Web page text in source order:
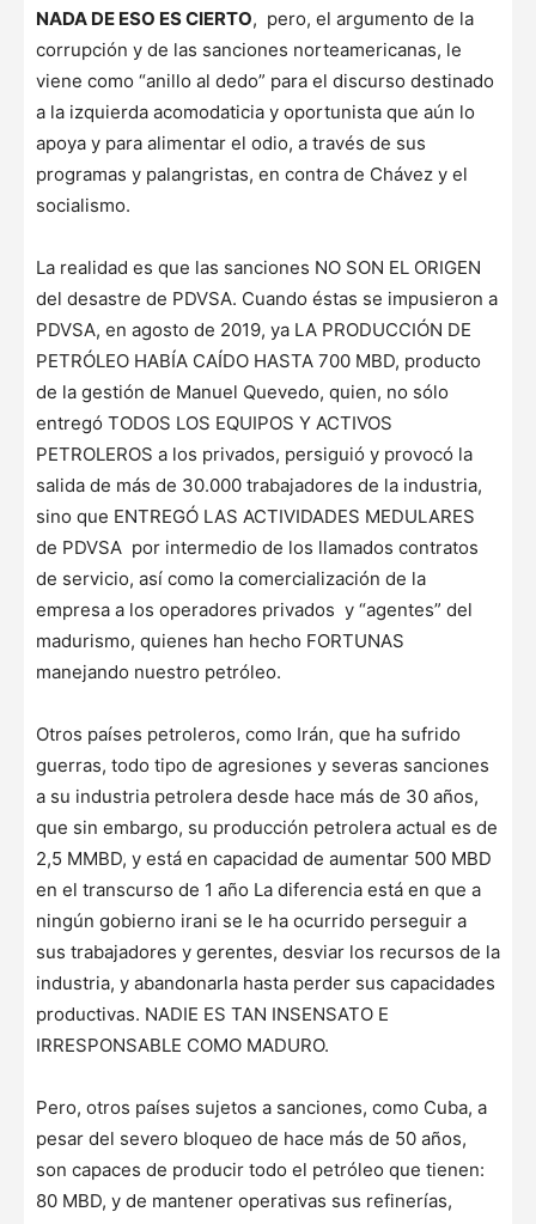
NADA DE ESO ES CIERTO, pero, el argumento de la
corrupción y de las sanciones norteamericanas, le
viene como “anillo al dedo” para el discurso destinado
a la izquierda acomodaticia y oportunista que aún lo
apoya y para alimentar el odio, a través de sus
programas y palangristas, en contra de Chávez y el
socialismo.
La realidad es que las sanciones NO SON EL ORIGEN
del desastre de PDVSA. Cuando éstas se impusieron a
PDVSA, en agosto de 2019, ya LA PRODUCCIÓN DE
PETRÓLEO HABÍA CAÍDO HASTA 700 MBD, producto
de la gestión de Manuel Quevedo, quien, no sólo
entregó TODOS LOS EQUIPOS Y ACTIVOS
PETROLEROS a los privados, persiguió y provocó la
salida de más de 30.000 trabajadores de la industria,
sino que ENTREGÓ LAS ACTIVIDADES MEDULARES
de PDVSA por intermedio de los llamados contratos
de servicio, así como la comercialización de la
empresa a los operadores privados y “agentes” del
madurismo, quienes han hecho FORTUNAS
manejando nuestro petróleo.
Otros países petroleros, como Irán, que ha sufrido
guerras, todo tipo de agresiones y severas sanciones
a su industria petrolera desde hace más de 30 años,
que sin embargo, su producción petrolera actual es de
2,5 MMBD, y está en capacidad de aumentar 500 MBD
en el transcurso de 1 año La diferencia está en que a
ningún gobierno irani se le ha ocurrido perseguir a
sus trabajadores y gerentes, desviar los recursos de la
industria, y abandonarla hasta perder sus capacidades
productivas. NADIE ES TAN INSENSATO E
IRRESPONSABLE COMO MADURO.
Pero, otros países sujetos a sanciones, como Cuba, a
pesar del severo bloqueo de hace más de 50 años,
son capaces de producir todo el petróleo que tienen:
80 MBD, y de mantener operativas sus refinerías,